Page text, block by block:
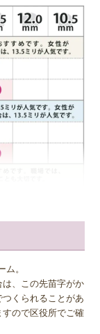
ミリまたは18.0
の場合は、15.0ミ
すすめです。女性
いものをお選びに
ございません。女
ム。
、この先苗字がか
くられることがあ
ので区役所でご確